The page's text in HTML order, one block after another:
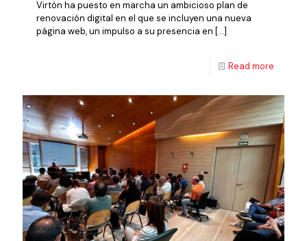
Virtón ha puesto en marcha un ambicioso plan de
renovación digital en el que se incluyen una nueva
página web, un impulso a su presencia en […]
Read more